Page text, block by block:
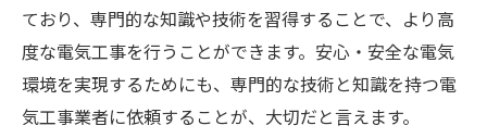
ており、専門的な知識や技術を習得することで、より高
度な電気工事を行うことができます。安心・安全な電気
環境を実現するためにも、専門的な技術と知識を持つ電
気工事業者に依頼することが、大切だと言えます。